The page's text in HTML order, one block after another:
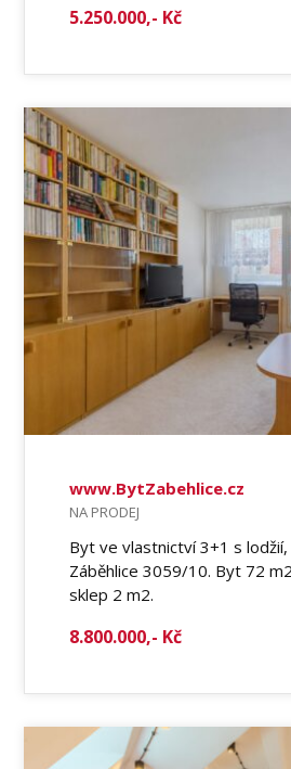
5.250.000,- Kč
www.BytZabehlice.cz
NA PRODEJ
Byt ve vlastnictví 3+1 s
Záběhlice 3059/10. Byt 72
sklep 2 m2.
8.800.000,- Kč